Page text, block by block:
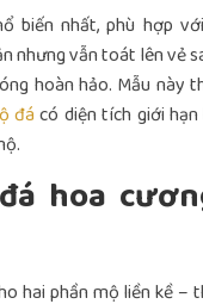
biến nhất, phù hợp
nhưng vẫn toát lên vẻ
hoàn hảo. Mẫu này
đá có diện tích giới
hoa
hai phần mộ liền kề –